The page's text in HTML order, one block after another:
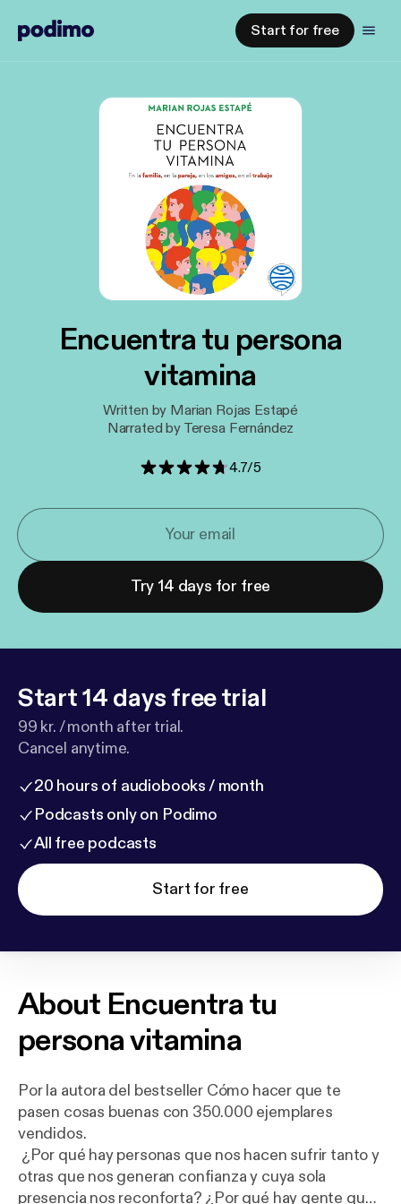
Start for free
Encuentra tu persona
vitamina
Written by Marian Rojas Estapé
Narrated by Teresa Fernández
4.7/5
Try 14 days for free
Start 14 days free trial
99 kr. / month after trial.
Cancel anytime.
20 hours of audiobooks / month
Podcasts only on Podimo
All free podcasts
Start for free
About Encuentra tu
persona vitamina
Por la autora del bestseller Cómo hacer que te
pasen cosas buenas con 350.000 ejemplares
vendidos.
¿Por qué hay personas que nos hacen sufrir tanto y
otras que nos generan confianza y cuya sola
presencia nos reconforta? ¿Por qué hay gente que